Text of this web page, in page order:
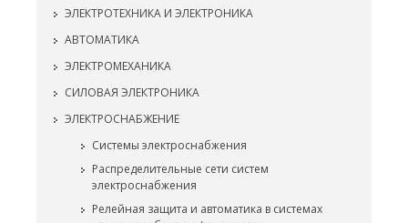
ЭЛЕКТРОТЕХНИКА И ЭЛЕКТРОНИКА
АВТОМАТИКА
ЭЛЕКТРОМЕХАНИКА
СИЛОВАЯ ЭЛЕКТРОНИКА
ЭЛЕКТРОСНАБЖЕНИЕ
Системы электроснабжения
Распределительные сети систем
электроснабжения
Релейная защита и автоматика в системах